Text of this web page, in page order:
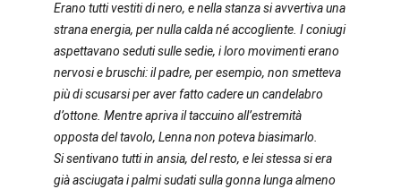
Erano tutti vestiti di nero, e nella stanza si avvertiva una
strana energia, per nulla calda né accogliente. I coniugi
aspettavano seduti sulle sedie, i loro movimenti erano
nervosi e bruschi: il padre, per esempio, non smetteva
più di scusarsi per aver fatto cadere un candelabro
d’ottone. Mentre apriva il taccuino all’estremità
opposta del tavolo, Lenna non poteva biasimarlo.
Si sentivano tutti in ansia, del resto, e lei stessa si era
già asciugata i palmi sudati sulla gonna lunga almeno